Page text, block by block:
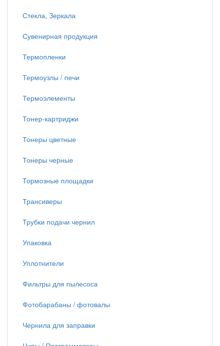
Стекла, Зеркала
Сувенирная продукция
Термопленки
Термоузлы / печи
Термоэлементы
Тонер-картриджи
Тонеры цветные
Тонеры черные
Тормозные площадки
Трансиверы
Трубки подачи чернил
Упаковка
Уплотнители
Фильтры для пылесоса
Фотобарабаны / фотовалы
Чернила для заправки